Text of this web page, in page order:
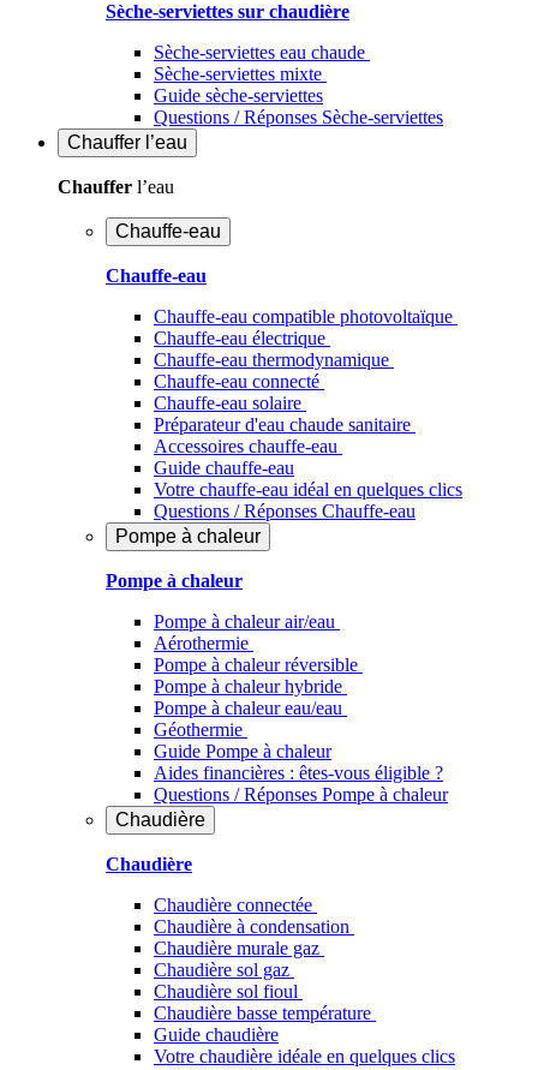
Sèche-serviettes sur chaudière
Sèche-serviettes eau chaude
Sèche-serviettes mixte
Guide sèche-serviettes
Questions / Réponses Sèche-serviettes
Chauffer l’eau
Chauffer l’eau
Chauffe-eau
Chauffe-eau
Chauffe-eau compatible photovoltaïque
Chauffe-eau électrique
Chauffe-eau thermodynamique
Chauffe-eau connecté
Chauffe-eau solaire
Préparateur d'eau chaude sanitaire
Accessoires chauffe-eau
Guide chauffe-eau
Votre chauffe-eau idéal en quelques clics
Questions / Réponses Chauffe-eau
Pompe à chaleur
Pompe à chaleur
Pompe à chaleur air/eau
Aérothermie
Pompe à chaleur réversible
Pompe à chaleur hybride
Pompe à chaleur​ eau/eau
Géothermie
Guide Pompe à chaleur
Aides financières : êtes-vous éligible ?
Questions / Réponses Pompe à chaleur
Chaudière
Chaudière
Chaudière connectée
Chaudière à condensation
Chaudière murale gaz
Chaudière sol gaz
Chaudière sol fioul
Chaudière basse température
Guide chaudière
Votre chaudière idéale en quelques clics